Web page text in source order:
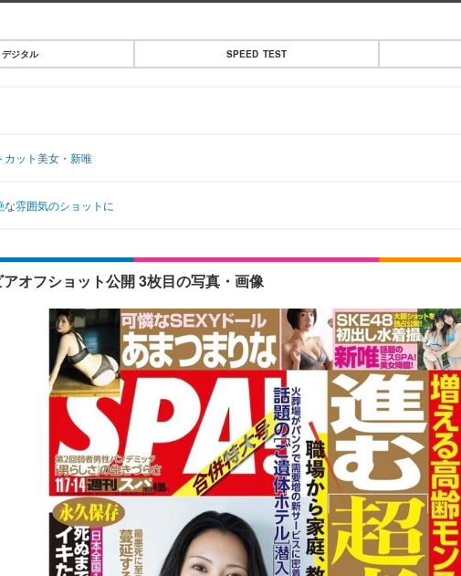
デジタル SPEED TEST
カット美女・新唯
雰囲気のショットに
オフショット公開 3枚目の写真・画像